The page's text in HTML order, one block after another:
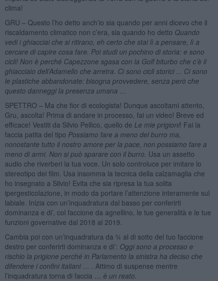
clima!
GRU – Questo l’ho detto anch’io sia quando per anni dicevo che il
riscaldamento climatico non c’era, sia quando ho detto Quando
vedi i ghiacciai che si ritirano, eh certo che stai lì a pensare, lì a
cercare di capire cosa fare. Poi studi un pochino di storia: e sono
cicli! Non è perché Capezzone sgasa con la Golf biturbo che c’è il
ghiacciaio dell’Adamello che arretra Ci sono cicli storici ... Ci sono
le plastiche abbandonate: bisogna provvedere, senza però che
questo danneggi la presenza umana …
SPETTRO – Ma che fior di ecologista! Dunque ascoltami attento,
Gru, ascolta! Prima di andare in processo, fai un video! Breve ed
efficace! Vestiti da Silvio Pellico, quello de Le mie prigioni! Fai la
faccia patita del tipo Possiamo fare a meno del burro ma,
nonostante tutto il nostro amore per la pace, non possiamo fare a
meno di armi. Non si può sparare con il burro. Usa un assetto
audio che riverberi la tua voce. Un solo controluce per imitare lo
stereotipo dei film. Usa insomma la tecnica della calzamaglia che
ho insegnato a Silvio! Evita che sia ripresa la tua solita
ipergesticolazione, in modo da portare l’attenzione interamente sul
labiale. Inizia con un’inquadratura dal basso per conferirti
dominanza e di’, col faccione da agnellino, le tue generalità e le tue
funzioni governative dal 2018 al 2019.
Cambia poi con un’inquadratura da ¾ al di sotto del tuo faccione
destro per conferirti dominanza e di’: Oggi sono a processo e
rischio la prigione perché in Parlamento la sinistra ha deciso che
difendere i confini italiani …
. Attimo di suspense mentre
l’inquadratura torna di faccia … è un reato.